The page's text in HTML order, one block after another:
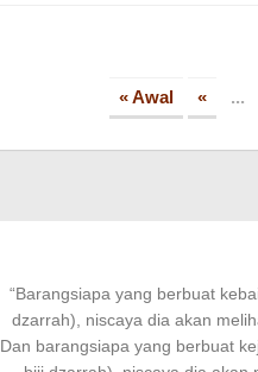
« Awal « ...
“Barangsiapa yang berbuat
dzarrah), niscaya dia akan
Dan barangsiapa yang berbuat